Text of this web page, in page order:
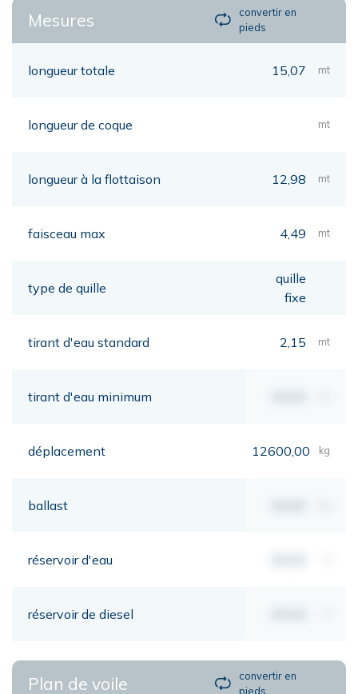
Mesures
convertir en
pieds
longueur totale 15,07 mt
longueur de coque mt
longueur à la flottaison 12,98 mt
faisceau max 4,49 mt
type de quille
quille
fixe
tirant d'eau standard 2,15 mt
tirant d'eau minimum
déplacement 12600,00 kg
ballast
réservoir d'eau
réservoir de diesel
Plan de voile
convertir en
pieds